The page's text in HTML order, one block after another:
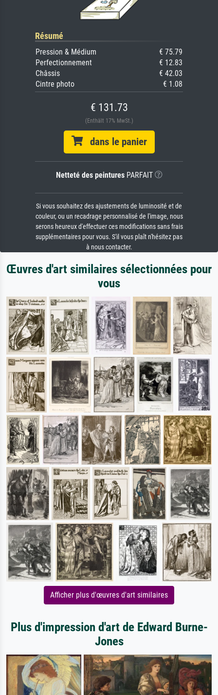
Résumé
Pression & Médium
€ 75.79
Perfectionnement
€ 12.83
Châssis
€ 42.03
Cintre photo
€ 1.08
€ 131.73
(Enthält 17% MwSt.)
dans le panier
Netteté des peinturesPARFAIT
Si vous souhaitez des ajustements de luminosité et de
couleur, ou un recadrage personnalisé de l'image, nous
serons heureux d'effectuer ces modifications sans frais
supplémentaires pour vous. S'il vous plaît n'hésitez pas
à nous contacter.
Œuvres d'art similaires sélectionnées pour
vous
Afficher plus d'œuvres d'art similaires
Plus d'impression d'art de Edward Burne-
Jones